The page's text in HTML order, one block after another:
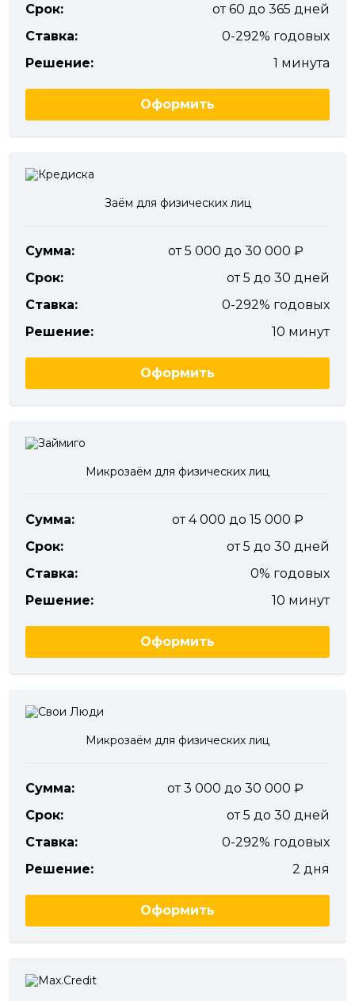
Срок:
от 60 до 365 дней
Ставка:
0-292% годовых
Решение:
1 минута
Оформить
Заём для физических лиц
Сумма:
от 5 000 до 30 000
Срок:
от 5 до 30 дней
Ставка:
0-292% годовых
Решение:
10 минут
Оформить
Микрозаём для физических лиц
Сумма:
от 4 000 до 15 000
Срок:
от 5 до 30 дней
Ставка:
0% годовых
Решение:
10 минут
Оформить
Микрозаём для физических лиц
Сумма:
от 3 000 до 30 000
Срок:
от 5 до 30 дней
Ставка:
0-292% годовых
Решение:
2 дня
Оформить